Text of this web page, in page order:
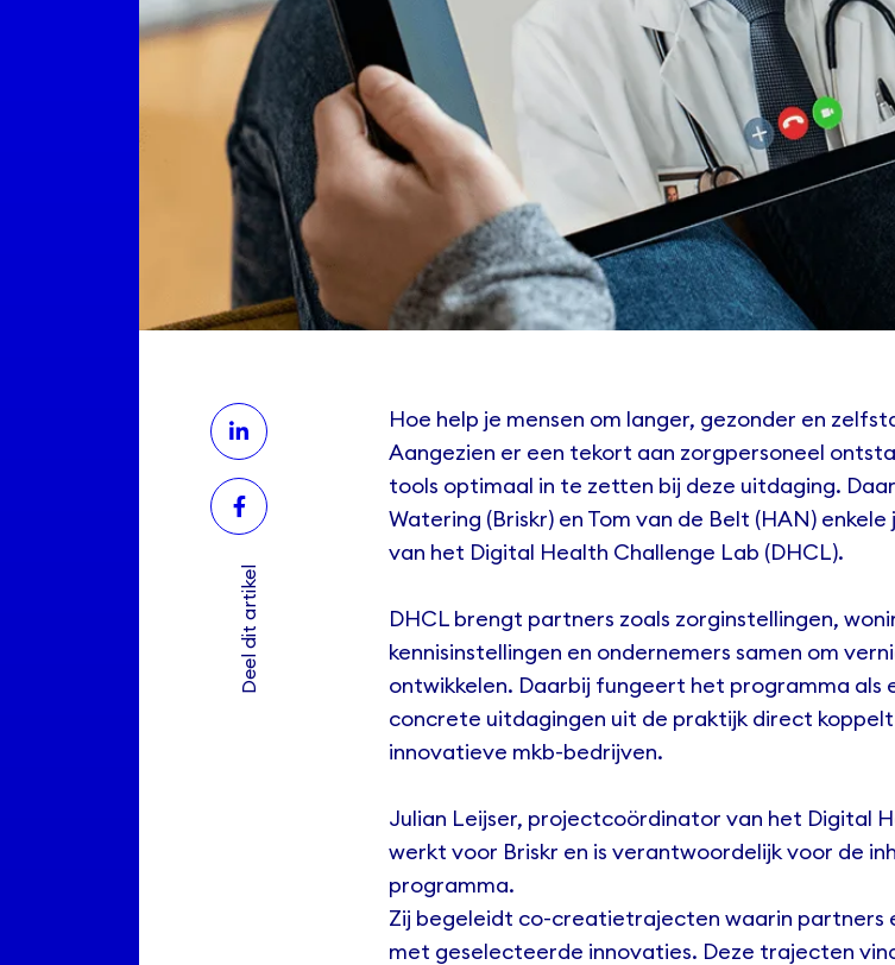
Hoe help je mensen om langer, gezonder en
Aangezien er een tekort aan zorgpersoneel
tools optimaal in te zetten bij deze uitdaging.
Watering (Briskr) en Tom van de Belt (HAN)
van het Digital Health Challenge Lab (DHCL).
DHCL brengt partners zoals zorginstellingen,
kennisinstellingen en ondernemers samen om
ontwikkelen. Daarbij fungeert het programma als
concrete uitdagingen uit de praktijk direct
innovatieve mkb-bedrijven.
Julian Leijser, projectcoördinator van het Digital
werkt voor Briskr en is verantwoordelijk voor de
programma.
Zij begeleidt co-creatietrajecten waarin partners
met geselecteerde innovaties. Deze trajecten
Deel dit artikel